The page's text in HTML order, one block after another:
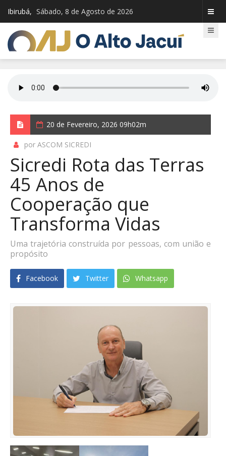
Ibirubá, Sábado, 8 de Agosto de 2026
20 de Fevereiro, 2026 09h02m
por ASCOM SICREDI
Sicredi Rota das Terras
45 Anos de
Cooperação que
Transforma Vidas
Uma trajetória construída por pessoas, com união e
propósito
Facebook Twitter Whatsapp